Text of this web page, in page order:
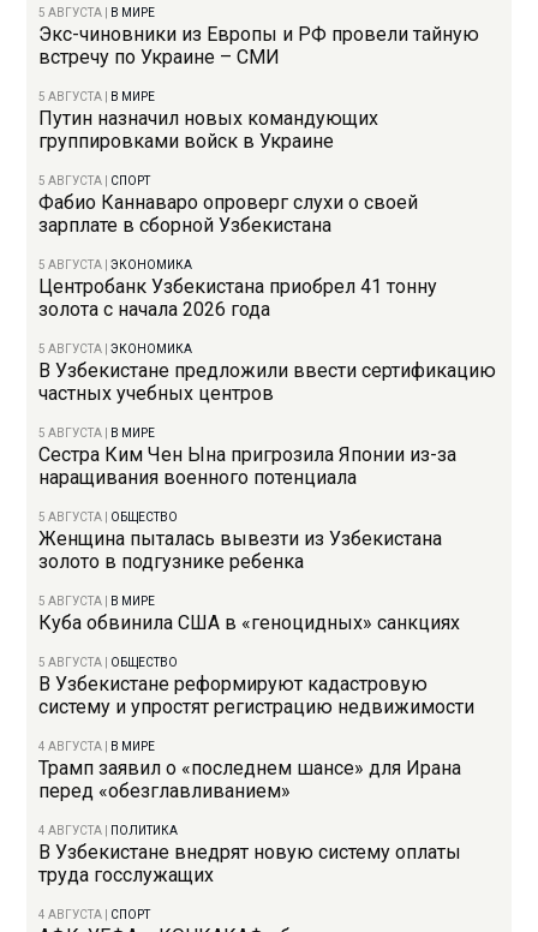
5 АВГУСТА В МИРЕ
Экс-чиновники из Европы и РФ провели тайную
встречу по Украине – СМИ
5 АВГУСТА В МИРЕ
Путин назначил новых командующих
группировками войск в Украине
5 АВГУСТА СПОРТ
Фабио Каннаваро опроверг слухи о своей
зарплате в сборной Узбекистана
5 АВГУСТА |ЭКОНОМИКА
Центробанк Узбекистана приобрел 41 тонну
золота с начала 2026 года
5 АВГУСТА |ЭКОНОМИКА
В Узбекистане предложили ввести сертификацию
частных учебных центров
5 АВГУСТА В МИРЕ
Сестра Ким Чен Ына пригрозила Японии из-за
наращивания военного потенциала
5 АВГУСТА ОБЩЕСТВО
Женщина пыталась вывезти из Узбекистана
золото в подгузнике ребенка
5 АВГУСТА В МИРЕ
Куба обвинила США в «геноцидных» санкциях
5 АВГУСТА ОБЩЕСТВО
В Узбекистане реформируют кадастровую
систему и упростят регистрацию недвижимости
4 АВГУСТА В МИРЕ
Трамп заявил о «последнем шансе» для Ирана
перед «обезглавливанием»
4 АВГУСТА ПОЛИТИКА
В Узбекистане внедрят новую систему оплаты
труда госслужащих
4 АВГУСТА СПОРТ